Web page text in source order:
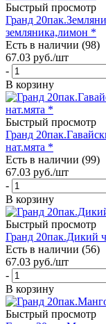
Быстрый просмотр
Гранд
земляника,лимон *
Есть в наличии (98)
67.03 руб./шт
-
В корзину
Быстрый просмотр
Гранд
нат.мята *
Есть в наличии (99)
67.03 руб./шт
-
В корзину
Быстрый просмотр
Гранд 20пак.Дикий
Есть в наличии (56)
67.03 руб./шт
-
В корзину
Быстрый просмотр